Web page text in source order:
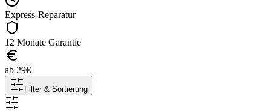
Express-Reparatur
12 Monate Garantie
ab 29€
Filter & Sortierung